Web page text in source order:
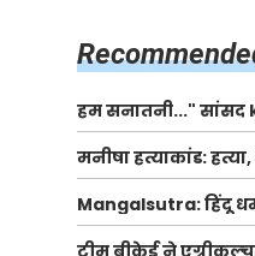
हम सनातनी..." सांसद
Ranaut से क्या बोली
Jantar-Mantar |
मनीषा हत्याकांड:
| Full Story | Josh
Mangalsutra: हिंदू
मंगलसूत्र क्यों पहनती
टीम बीकेई ने